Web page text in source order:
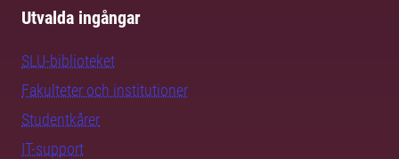
Utvalda ingångar
SLU-biblioteket
Fakulteter och institutioner
Studentkårer
IT-support